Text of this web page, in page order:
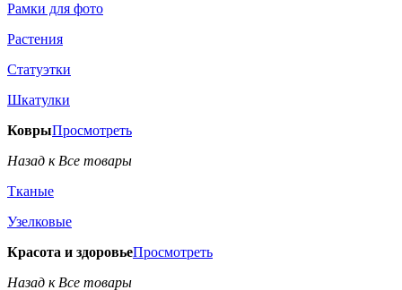
Рамки для фото
Растения
Статуэтки
Шкатулки
КоврыПросмотреть
Назад к Все товары
Тканые
Узелковые
Красота и здоровьеПросмотреть
Назад к Все товары